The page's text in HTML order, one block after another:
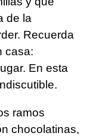
de la
Recuerda
casa:
En esta
ramos
chocolatinas,